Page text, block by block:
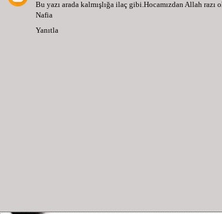
Bu yazı arada kalmışlığa ilaç gibi.Hocamızdan Allah razı
Nafia
Yanıtla